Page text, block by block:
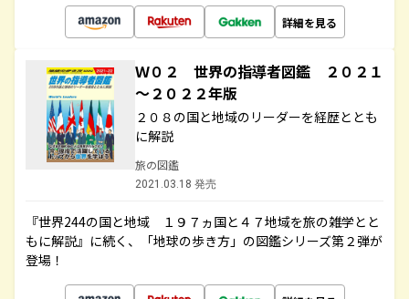
詳細を見る
Ｗ０２ 世界の指導者図鑑 ２０２１
～２０２２年版
２０８の国と地域のリーダーを経歴ととも
に解説
旅の図鑑
2021.03.18 発売
『世界244の国と地域 １９７ヵ国と４７地域を旅の雑学とと
もに解説』に続く、「地球の歩き方」の図鑑シリーズ第２弾が
登場！